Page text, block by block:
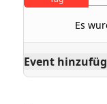
Es
Event